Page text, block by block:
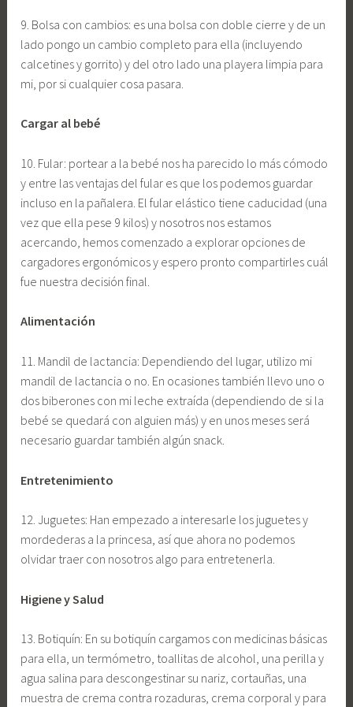
9. Bolsa con cambios: es una bolsa con doble cierre y de un
lado pongo un cambio completo para ella (incluyendo
calcetines y gorrito) y del otro lado una playera limpia para
mi, por si cualquier cosa pasara.
Cargar al bebé
10. Fular: portear a la bebé nos ha parecido lo más cómodo
y entre las ventajas del fular es que los podemos guardar
incluso en la pañalera. El fular elástico tiene caducidad (una
vez que ella pese 9 kilos) y nosotros nos estamos
acercando, hemos comenzado a explorar opciones de
cargadores ergonómicos y espero pronto compartirles cuál
fue nuestra decisión final.
Alimentación
11. Mandil de lactancia: Dependiendo del lugar, utilizo mi
mandil de lactancia o no. En ocasiones también llevo uno o
dos biberones con mi leche extraída (dependiendo de si la
bebé se quedará con alguien más) y en unos meses será
necesario guardar también algún snack.
Entretenimiento
12. Juguetes: Han empezado a interesarle los juguetes y
mordederas a la princesa, así que ahora no podemos
olvidar traer con nosotros algo para entretenerla.
Higiene y Salud
13. Botiquín: En su botiquín cargamos con medicinas básicas
para ella, un termómetro, toallitas de alcohol, una perilla y
agua salina para descongestinar su nariz, cortauñas, una
muestra de crema contra rozaduras, crema corporal y para